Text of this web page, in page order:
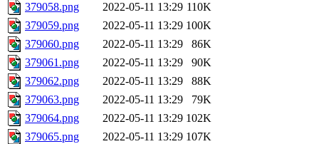
379058.png
2022-05-11 13:29 110K
379059.png
2022-05-11 13:29 100K
379060.png
2022-05-11 13:29
86K
379061.png
2022-05-11 13:29
90K
379062.png
2022-05-11 13:29
88K
379063.png
2022-05-11 13:29
79K
379064.png
2022-05-11 13:29 102K
379065.png
2022-05-11 13:29 107K